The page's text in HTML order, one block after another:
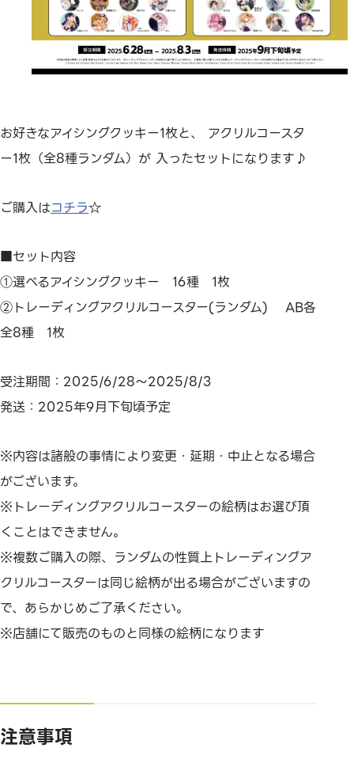
お好きなアイシングクッキー1枚と、 アクリルコースタ
ー1枚（全8種ランダム）が 入ったセットになります♪
ご購入はコチラ☆
■セット内容
①選べるアイシングクッキー 16種 1枚
②トレーディングアクリルコースター(ランダム) AB各
全8種 1枚
受注期間：2025/6/28～2025/8/3
発送：2025年9月下旬頃予定
※内容は諸般の事情により変更・延期・中止となる場合
がございます。
※トレーディングアクリルコースターの絵柄はお選び頂
くことはできません。
※複数ご購入の際、ランダムの性質上トレーディングア
クリルコースターは同じ絵柄が出る場合がございますの
で、あらかじめご了承ください。
※店舗にて販売のものと同様の絵柄になります
注意事項